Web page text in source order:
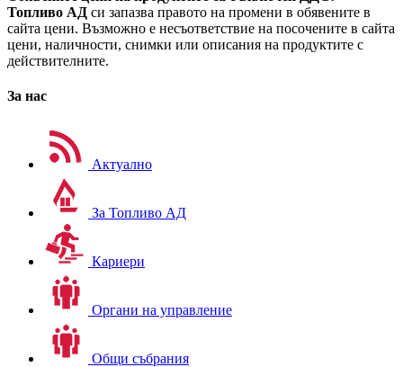
Топливо АД си запазва правото на промени в обявените в
сайта цени. Възможно е несъответствие на посочените в сайта
цени, наличности, снимки или описания на продуктите с
действителните.
За нас
Актуално
За Топливо АД
Кариери
Органи на управление
Общи събрания